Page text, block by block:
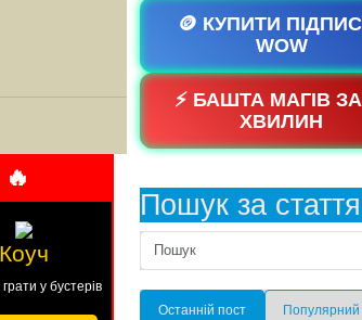
Коуч
у бустерів
🪙 КУПИТИ
WOW
⚡ БАШТА МАГІВ
ХВИЛИН
Пошук за
Останній пост Популярний